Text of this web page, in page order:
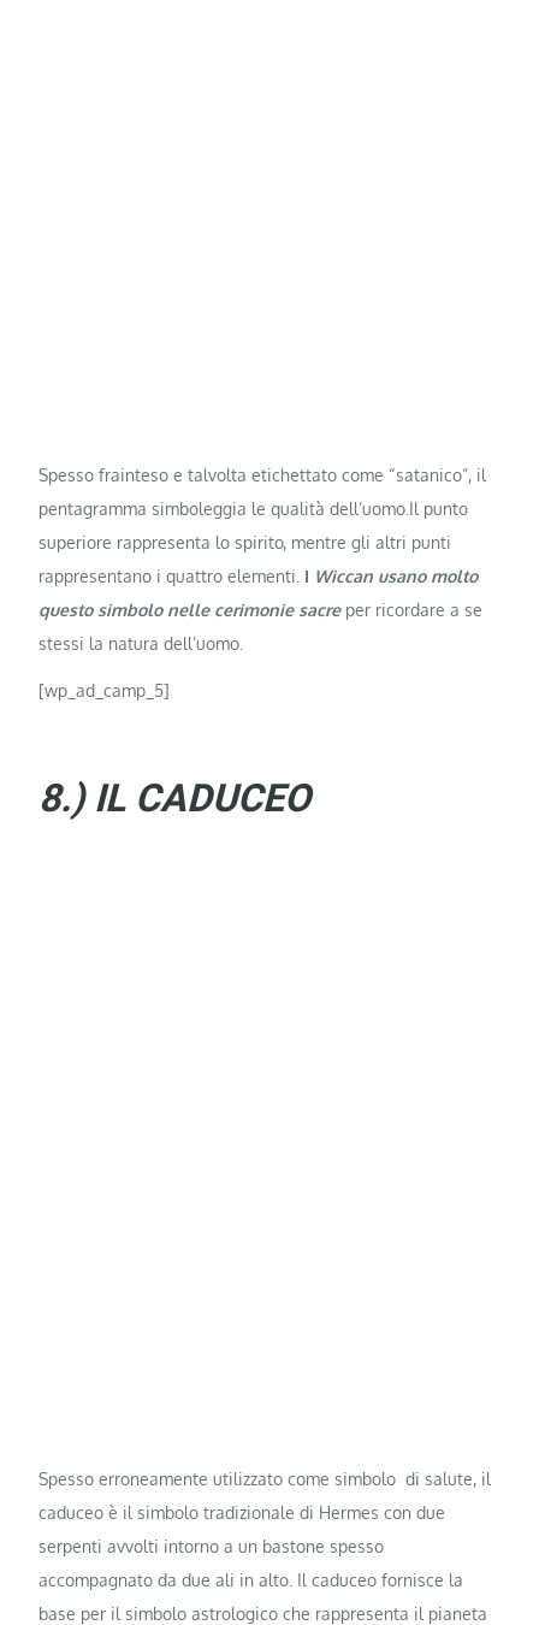
Spesso frainteso e talvolta etichettato come “satanico”, il
pentagramma simboleggia le qualità dell’uomo.Il punto
superiore rappresenta lo spirito, mentre gli altri punti
rappresentano i quattro elementi. I Wiccan usano molto
questo simbolo nelle cerimonie sacreper ricordare a se
stessi la natura dell’uomo.
[wp_ad_camp_5]
8.) IL CADUCEO
Spesso erroneamente utilizzato come simbolo di salute, il
caduceo è il simbolo tradizionale di Hermes con due
serpenti avvolti intorno a un bastone spesso
accompagnato da due ali in alto. Il caduceo fornisce la
base per il simbolo astrologico che rappresenta il pianeta